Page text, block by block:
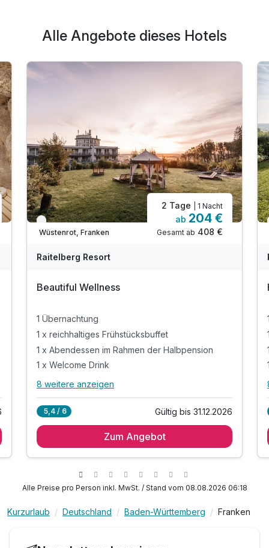
Alle Angebote dieses Hotels
Verfügbar bis Dezember
Wüstenrot, Franken
2 Tage | 1 Nacht
ab 204 €
Gesamt ab 408 €
Raitelberg Resort
Beautiful Wellness
1 Übernachtung
1 x reichhaltiges Frühstücksbuffet
1 x Abendessen im Rahmen der Halbpension
1 x Welcome Drink
Alle Inklusivleistungen
1 x reichhaltiges Frühstücksbuffet
inkl. Nutzung des Wellnessbereiches
inkl. Speisen, Wasser, Snacks an der Snackbar
Handtücher
8 weitere anzeigen
5,4 / 6 Gültig bis 31.12.2026
Zum Angebot
Alle Preise pro Person inkl. MwSt. / Stand vom 08.08.2026 06:18
Kurzurlaub Deutschland Baden-Württemberg Franken